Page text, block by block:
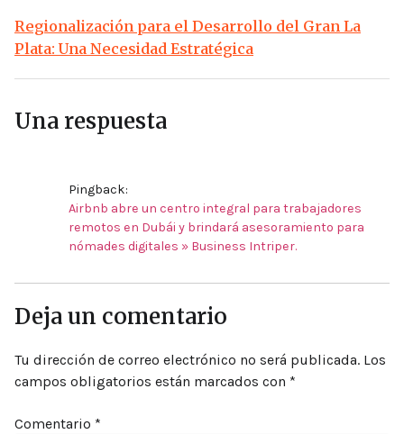
Regionalización para el Desarrollo del Gran La
Plata: Una Necesidad Estratégica
Una respuesta
Pingback:
Airbnb abre un centro integral para trabajadores
remotos en Dubái y brindará asesoramiento para
nómades digitales » Business Intriper.
Deja un comentario
Tu dirección de correo electrónico no será publicada. Los
campos obligatorios están marcados con *
Comentario *